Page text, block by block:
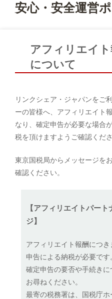
安心・安全運営
アフィリエイ
について
リンクシェア・ジャパンをご
ーの皆様へ、アフィリエイト
なり、確定申告が必要な場合
税を頂けますようご確認くださ
東京国税局からメッセージを
確認ください。
【アフィリエイトパー
ジ】
アフィリエイト報酬につ
申告による納税が必要です
確定申告の要否や手続き
お尋ねください。
最寄の税務署は、国税庁ホ